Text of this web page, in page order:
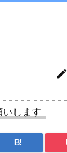

いします
B!